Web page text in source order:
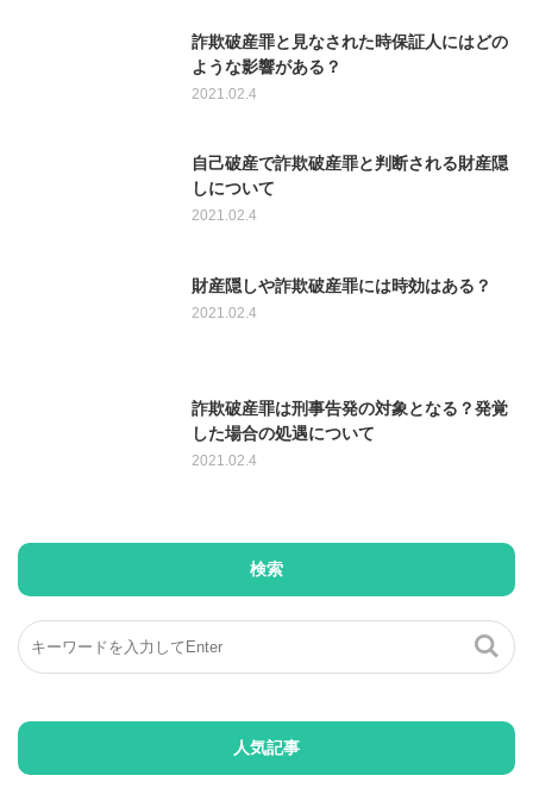
詐欺破産罪と見なされた時保証人にはどの
ような影響がある？
2021.02.4
自己破産で詐欺破産罪と判断される財産隠
しについて
2021.02.4
財産隠しや詐欺破産罪には時効はある？
2021.02.4
詐欺破産罪は刑事告発の対象となる？発覚
した場合の処遇について
2021.02.4
検索
人気記事